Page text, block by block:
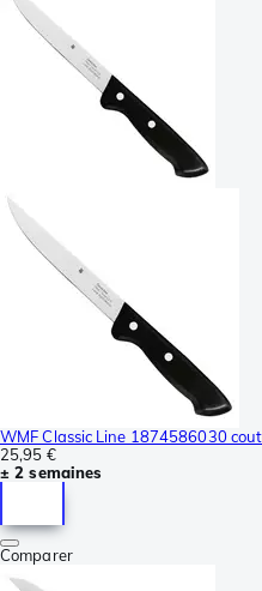
WMF Classic Line 1874586030
25,95 €
± 2 semaines
Comparer